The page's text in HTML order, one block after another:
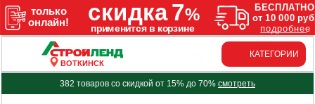
ВОТКИНСК
КАТЕГОРИИ
382 товаров со скидкой от 15% до 70% смотреть